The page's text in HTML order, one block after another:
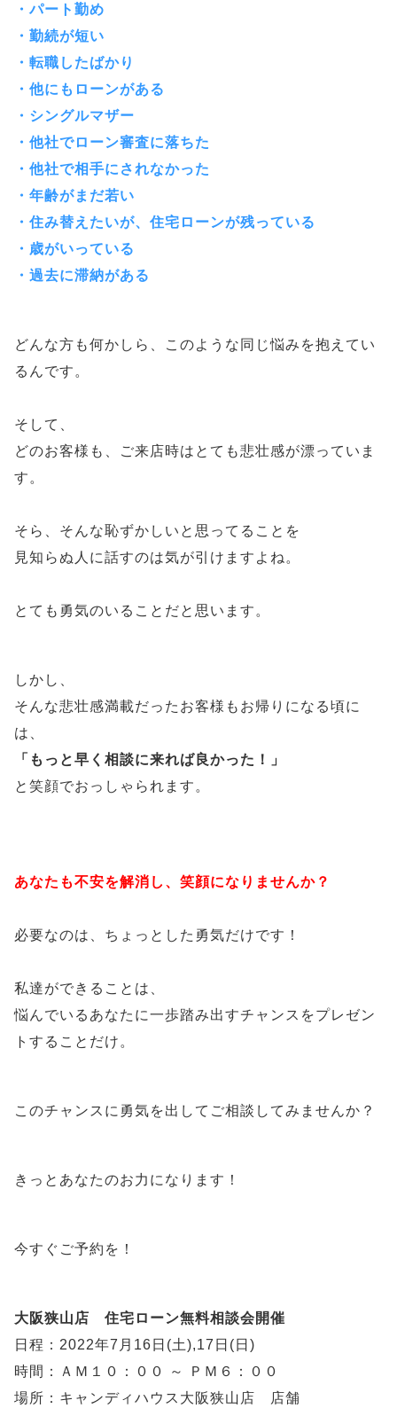
・パート勤め
・勤続が短い
・転職したばかり
・他にもローンがある
・シングルマザー
・他社でローン審査に落ちた
・他社で相手にされなかった
・年齢がまだ若い
・住み替えたいが、住宅ローンが残っている
・歳がいっている
・過去に滞納がある
どんな方も何かしら、このような同じ悩みを抱えてい
るんです。
そして、
どのお客様も、ご来店時はとても悲壮感が漂っていま
す。
そら、そんな恥ずかしいと思ってることを
見知らぬ人に話すのは気が引けますよね。
とても勇気のいることだと思います。
しかし、
そんな悲壮感満載だったお客様もお帰りになる頃に
は、
「もっと早く相談に来れば良かった！」
と笑顔でおっしゃられます。
あなたも不安を解消し、笑顔になりませんか？
必要なのは、ちょっとした勇気だけです！
私達ができることは、
悩んでいるあなたに一歩踏み出すチャンスをプレゼン
トすることだけ。
このチャンスに勇気を出してご相談してみませんか？
きっとあなたのお力になります！
今すぐご予約を！
大阪狭山店 住宅ローン無料相談会開催
日程：2022年7月16日(土),17日(日)
時間：ＡＭ１０：００ ～ ＰＭ６：００
場所：キャンディハウス大阪狭山店 店舗